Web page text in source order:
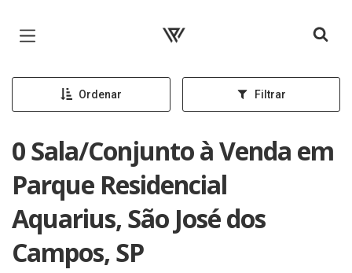
Página inicial
Ordenar Filtrar
0 Sala/Conjunto à Venda em
Parque Residencial
Aquarius, São José dos
Campos, SP